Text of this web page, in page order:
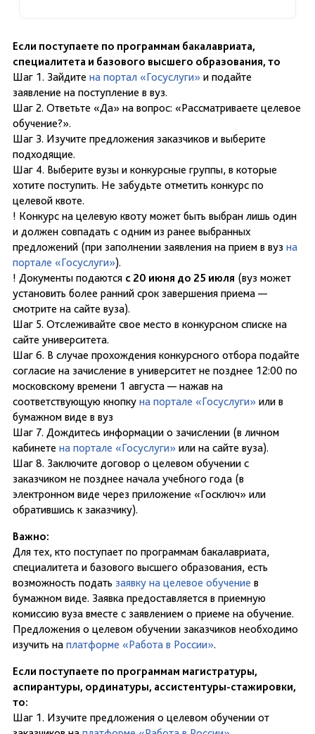
Если поступаете по программам бакалавриата,
специалитета и базового высшего образования, то
Шаг 1. Зайдите на портал «Госуслуги» и подайте
заявление на поступление в вуз.
Шаг 2. Ответьте «Да» на вопрос: «Рассматриваете целевое
обучение?».
Шаг 3. Изучите предложения заказчиков и выберите
подходящие.
Шаг 4. Выберите вузы и конкурсные группы, в которые
хотите поступить. Не забудьте отметить конкурс по
целевой квоте.
! Конкурс на целевую квоту может быть выбран лишь один
и должен совпадать с одним из ранее выбранных
предложений (при заполнении заявления на прием в вуз на
портале «Госуслуги»).
! Документы подаются с 20 июня до 25 июля (вуз может
установить более ранний срок завершения приема —
смотрите на сайте вуза).
Шаг 5. Отслеживайте свое место в конкурсном списке на
сайте университета.
Шаг 6. В случае прохождения конкурсного отбора подайте
согласие на зачисление в университет не позднее 12:00 по
московскому времени 1 августа — нажав на
соответствующую кнопку на портале «Госуслуги» или в
бумажном виде в вуз
Шаг 7. Дождитесь информации о зачислении (в личном
кабинете на портале «Госуслуги» или на сайте вуза).
Шаг 8. Заключите договор о целевом обучении с
заказчиком не позднее начала учебного года (в
электронном виде через приложение «Госключ» или
обратившись к заказчику).
Важно:
Для тех, кто поступает по программам бакалавриата,
специалитета и базового высшего образования, есть
возможность подать заявку на целевое обучение в
бумажном виде. Заявка предоставляется в приемную
комиссию вуза вместе с заявлением о приеме на обучение.
Предложения о целевом обучении заказчиков необходимо
изучить на платформе «Работа в России».
Если поступаете по программам магистратуры,
аспирантуры, ординатуры, ассистентуры-стажировки,
то:
Шаг 1. Изучите предложения о целевом обучении от